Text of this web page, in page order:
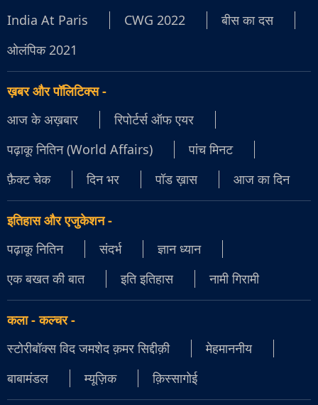
India At Paris CWG 2022
बीस का दस
ओलंपिक 2021
ख़बर और पॉलिटिक्स-
आज के अख़बार
रिपोर्टर्स ऑफ एयर
पढ़ाकू नितिन (World Affairs)
पांच मिनट
फ़ैक्ट चेक
दिन भर पॉड ख़ास आज का दिन
इतिहास और एजुकेशन-
पढ़ाकू नितिन
संदर्भ
ज्ञान ध्यान
एक बखत की बात
इति इतिहास नामी गिरामी
कला - कल्चर-
स्टोरीबॉक्स विद जमशेद क़मर सिद्दीक़ी
मेहमाननीय
बाबामंडल
म्यूज़िक क़िस्सागोई